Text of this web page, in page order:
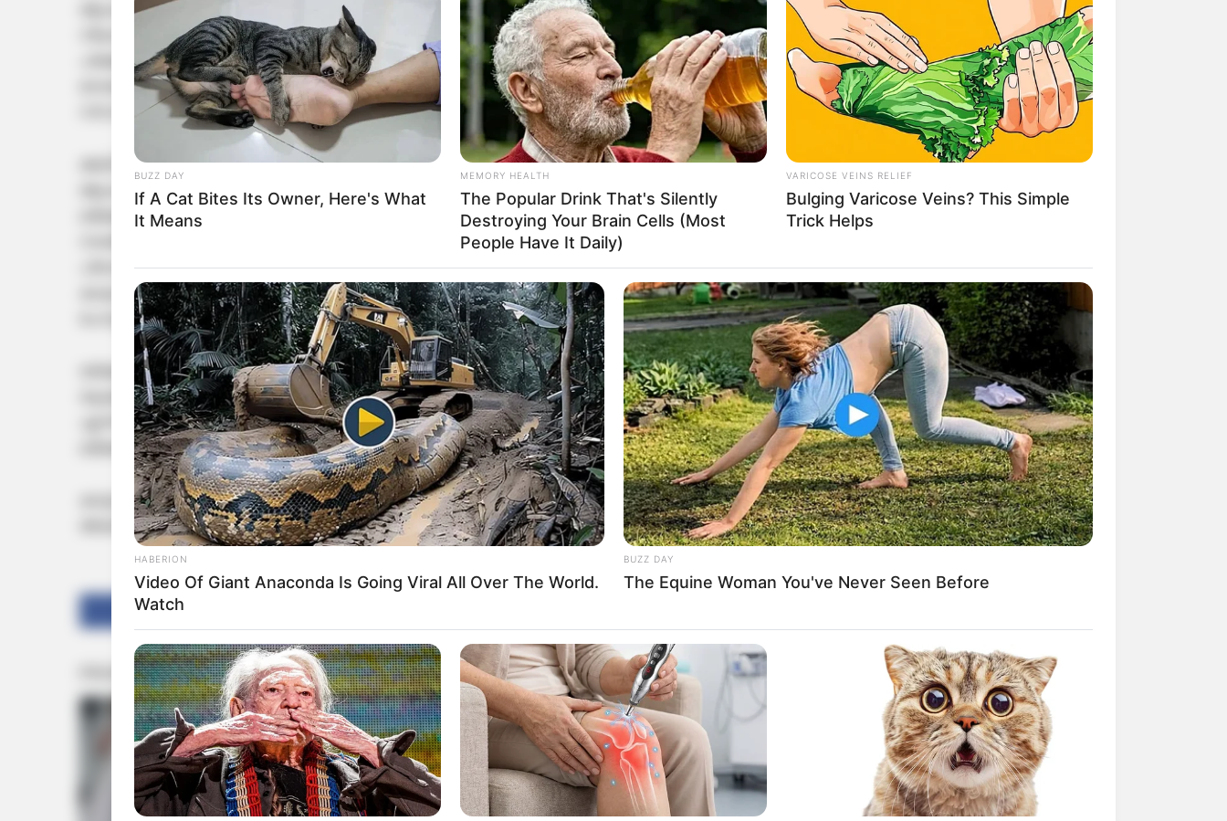
ആവശ്യപ്പെടാനാണ് പ്രത്യേക കൗണ്‍സില്‍ യോഗം ചേര്‍ന്നത്. എന്നാല്‍ സിപിഎം അംഗങ്ങളുടെ
നിലവിട്ട പെരുമാറ്റത്തെ തുടര്‍ന്ന് യോഗം അലങ്കോലപ്പെടുകയായിരുന്നു. വിഷയവുമായി ബന്ധപ്പെട്ട
പ്രമേയത്തിന്‍മേല്‍ ചര്‍ച്ച നടക്കവേ കാട്ടായിക്കോണത്ത് കഴിഞ്ഞ ദിവസമുണ്ടായ അക്രമം ബിജെപി
നേതാവ് വി. മുരളീധരനും കൗണ്‍സിലര്‍ എം.ആര്‍ ഗോപനുമാണ് ആസൂത്രണം ചെയ്തതെന്ന
സിപിഎം അംഗം ശ്രീകുമാറിന്റെ പരാമര്‍ശമാണ് പ്രശ്‌നങ്ങള്‍ക്ക് വഴിവെച്ചത്.
അടിസ്ഥാനരഹിതമായ ആരോപണം പിന്‍വലിക്കണമെന്ന് ബിജെപി അംഗങ്ങള്‍ ഒന്നടങ്കം
ആവശ്യപ്പെട്ടു. കാട്ടായിക്കോണത്ത് മാസ്റ്റര്‍ പ്ലാനിനെതിരെ ജനകീയ പ്രതിഷേധം സംഘടിപ്പിച്ച
ബിജെപി പ്രവര്‍ത്തകര്‍ക്ക് നേരെ സിപിഎം പ്രവര്‍ത്തകര്‍ സംഘടിച്ചെത്തി അക്രമം
നടത്തുകയായിരുന്നെന്നും കൗണ്‍സിലര്‍മാര്‍ ചൂണ്ടിക്കാട്ടി. അക്രമത്തിന്റെയും പരിക്കേറ്റ ബിജെപി
പ്രവര്‍ത്തകരുടെയും ചിത്രങ്ങള്‍ അടങ്ങിയ പോസ്റ്ററുകള്‍ ബിജെപി അംഗങ്ങള്‍ ഉയര്‍ത്തിക്കാട്ടി.
കാട്ടായിക്കോണത്തെ കണ്ണൂരാക്കാനാണ് സിപിഎം ശ്രമമെന്ന തലക്കെട്ടോടെയായിരുന്നു
പോസ്റ്ററുകള്‍.
തര്‍ക്കത്തിനൊടുവില്‍ സിപിഎം അംഗങ്ങള്‍ കൗണ്‍സില്‍ യോഗം അലങ്കോലപ്പെടുത്താന്‍ ശ്രമം
തുടങ്ങി. മേയറെ തടഞ്ഞ ബിജെപിയുടെ വനിതാ അംഗങ്ങളായ വിജയകുമാരി, മിനി, ചിഞ്ചു
എന്നിവരെ മേയര്‍ തന്നെ പിടിച്ചുതള്ളുന്ന സ്ഥിതിയുണ്ടായി. തുടര്‍ന്ന് കൗണ്‍സില്‍ ബഹിഷ്‌കരിച്ച
ബിജെപി അംഗങ്ങള്‍ മേയറുടെ ഓഫീസിന് മുന്നില്‍ കുത്തിയിരുന്ന് പ്രതിഷേധിച്ചു.
കാട്ടായിക്കോണത്ത് കഴിഞ്ഞ ദിവസം സിപിഎം നടത്തിയ അക്രമത്തില്‍ ബിജെപി മുന്‍ സംസ്ഥാന
അദ്ധ്യക്ഷന്‍ വി. മുരളീധരന്‍ അടക്കം മുപ്പതോളം പേര്‍ക്ക് പരിക്കേറ്റിരുന്നു.
Share
BUZZ DAY
If A Cat Bites Its Owner, Here's What
It Means
MEMORY HEALTH
The Popular Drink That's Silently
Destroying Your Brain Cells (Most
People Have It Daily)
VARICOSE VEINS RELIEF
Bulging Varicose Veins? This Simple
Trick Helps
HABERION
Video Of Giant Anaconda Is Going Viral All Over The World.
Watch
BUZZ DAY
The Equine Woman You've Never Seen Before